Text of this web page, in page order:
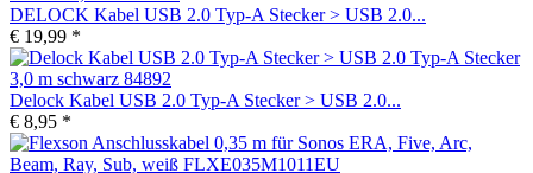
DELOCK Kabel USB 2.0 Typ-A Stecker > USB 2.0...
€ 19,99 *
Delock Kabel USB 2.0 Typ-A Stecker > USB 2.0...
€ 8,95 *